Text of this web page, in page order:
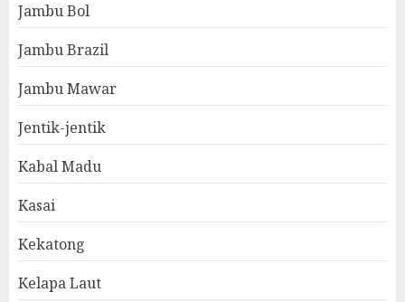
Jambu Bol
Jambu Brazil
Jambu Mawar
Jentik-jentik
Kabal Madu
Kasai
Kekatong
Kelapa Laut